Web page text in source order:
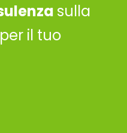
sulla
il tuo